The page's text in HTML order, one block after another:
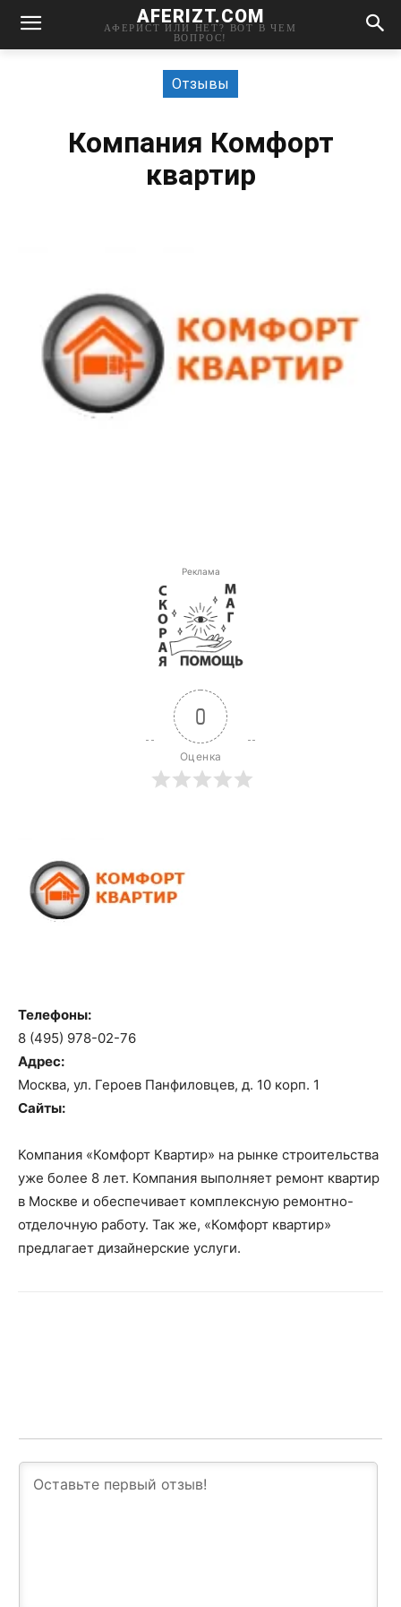
AFERIZT.COM
АФЕРИСТ ИЛИ НЕТ? ВОТ В ЧЕМ
ВОПРОС!
Отзывы
Компания Комфорт
квартир
Реклама
0
Оценка
Телефоны:
8 (495) 978-02-76
Адрес:
Москва, ул. Героев Панфиловцев, д. 10 корп. 1
Сайты:
Компания «Комфорт Квартир» на рынке строительства
уже более 8 лет. Компания выполняет ремонт квартир
в Москве и обеспечивает комплексную ремонтно-
отделочную работу. Так же, «Комфорт квартир»
предлагает дизайнерские услуги.